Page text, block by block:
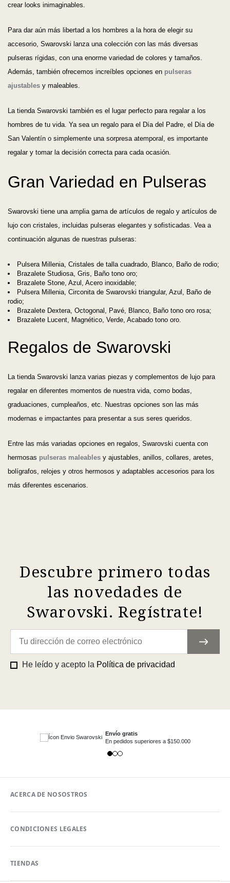
crear looks inimaginables.
Para dar aún más libertad a los hombres a la hora de elegir su
accesorio, Swarovski lanza una colección con las más diversas
pulseras rígidas, con una enorme variedad de colores y tamaños.
Además, también ofrecemos increíbles opciones en pulseras
ajustables y maleables.
La tienda Swarovski también es el lugar perfecto para regalar a los
hombres de tu vida. Ya sea un regalo para el Día del Padre, el Día de
San Valentín o simplemente una sorpresa atemporal, es importante
regalar y tomar la decisión correcta para cada ocasión.
Gran Variedad en Pulseras
Swarovski tiene una amplia gama de artículos de regalo y artículos de
lujo con cristales, incluidas pulseras elegantes y sofisticadas. Vea a
continuación algunas de nuestras pulseras:
Pulsera Millenia, Cristales de talla cuadrado, Blanco, Baño de rodio;
Brazalete Studiosa, Gris, Baño tono oro;
Brazalete Stone, Azul, Acero inoxidable;
Pulsera Millenia, Circonita de Swarovski triangular, Azul, Baño de
rodio;
Brazalete Dextera, Octogonal, Pavé, Blanco, Baño tono oro rosa;
Brazalete Lucent, Magnético, Verde, Acabado tono oro.
Regalos de Swarovski
La tienda Swarovski lanza varias piezas y complementos de lujo para
regalar en diferentes momentos de nuestra vida, como bodas,
graduaciones, cumpleaños, etc. Nuestras opciones son las más
modernas e impactantes para presentar a sus seres queridos.
Entre las más variadas opciones en regalos, Swarovski cuenta con
hermosas pulseras maleables y ajustables, anillos, collares, aretes,
bolígrafos, relojes y otros hermosos y adaptables accesorios para los
más diferentes escenarios.
Descubre primero todas
las novedades de
Swarovski. Regístrate!
He leído y acepto la Política de privacidad
Envío gratis
En pedidos superiores a $150.000
ACERCA DE NOSOSTROS
CONDICIONES LEGALES
TIENDAS